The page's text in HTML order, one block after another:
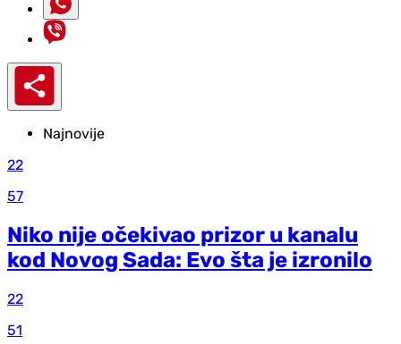
Najnovije
22
57
Niko nije očekivao prizor u kanalu
kod Novog Sada: Evo šta je izronilo
22
51